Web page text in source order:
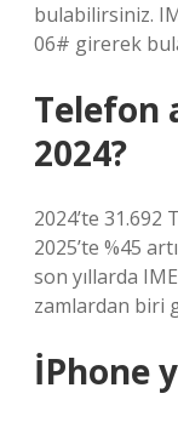
bulabilirsiniz.
06# girerek
Telefon
2024?
2024’te 31.692
2025’te %45
son yıllarda
zamlardan biri
İPhone